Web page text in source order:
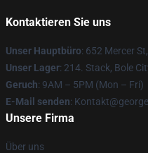
Kontaktieren Sie uns
Unser Hauptbüro: 652 Mercer
Unser Lager: 214. Stack, Bole
Geruch: 9AM – 5PM (Mon – Fri)
E-Mail senden:
Unsere Firma
Über uns